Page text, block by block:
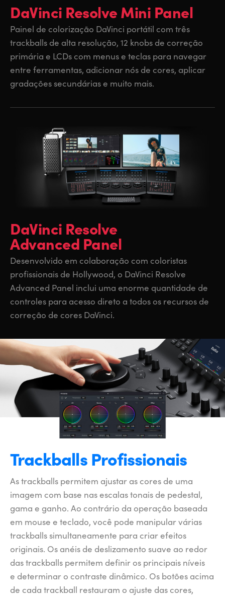
DaVinci Resolve Mini Panel
Painel de colorização DaVinci portátil com três
trackballs de alta resolução, 12 knobs de correção
primária e LCDs com menus e teclas para navegar
entre ferramentas, adicionar nós de cores, aplicar
gradações secundárias e muito mais.
DaVinci Resolve
Advanced Panel
Desenvolvido em colaboração com coloristas
profissionais de Hollywood, o DaVinci Resolve
Advanced Panel inclui uma enorme quantidade de
controles para acesso direto a todos os recursos de
correção de cores DaVinci.
Trackballs Profissionais
As trackballs permitem ajustar as cores de uma
imagem com base nas escalas tonais de pedestal,
gama e ganho. Ao contrário da operação baseada
em mouse e teclado, você pode manipular várias
trackballs simultaneamente para criar efeitos
originais. Os anéis de deslizamento suave ao redor
das trackballs permitem definir os principais níveis
e determinar o contraste dinâmico. Os botões acima
de cada trackball restauram o ajuste das cores,